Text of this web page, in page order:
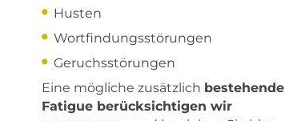
Husten
Wortfindungsstörungen
Geruchsstörungen
Eine mögliche zusätzlich bestehende
Fatigue berücksichtigen wir